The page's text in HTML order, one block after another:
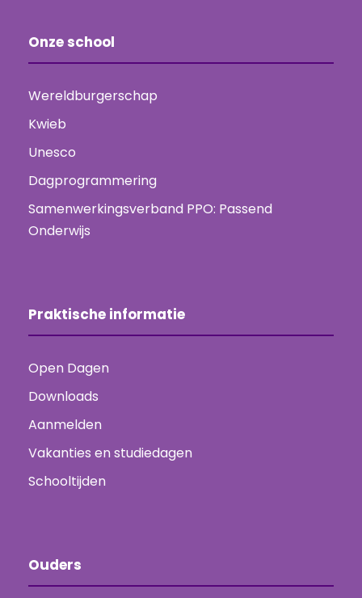
Onze school
Wereldburgerschap
Kwieb
Unesco
Dagprogrammering
Samenwerkingsverband PPO: Passend
Onderwijs
Praktische informatie
Open Dagen
Downloads
Aanmelden
Vakanties en studiedagen
Schooltijden
Ouders